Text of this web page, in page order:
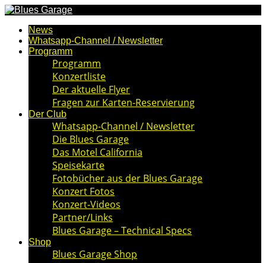
News
Whatsapp-Channel / Newsletter
Programm
Programm
Konzertliste
Der aktuelle Flyer
Fragen zur Karten-Reservierung
Der Club
Whatsapp-Channel / Newsletter
Die Blues Garage
Das Motel California
Speisekarte
Fotobücher aus der Blues Garage
Konzert Fotos
Konzert-Videos
Partner/Links
Blues Garage – Technical Specs
Shop
Blues Garage Shop